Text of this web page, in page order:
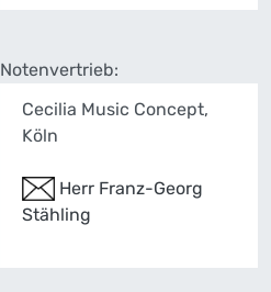
Notenvertrieb:
Cecilia Music Concept,
Köln
Herr Franz-Georg
Stähling